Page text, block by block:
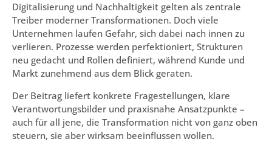
Digitalisierung und Nachhaltigkeit gelten als zentrale
Treiber moderner Transformationen. Doch viele
Unternehmen laufen Gefahr, sich dabei nach innen zu
verlieren. Prozesse werden perfektioniert, Strukturen
neu gedacht und Rollen definiert, während Kunde und
Markt zunehmend aus dem Blick geraten.
Der Beitrag liefert konkrete Fragestellungen, klare
Verantwortungsbilder und praxisnahe Ansatzpunkte –
auch für all jene, die Transformation nicht von ganz oben
steuern, sie aber wirksam beeinflussen wollen.